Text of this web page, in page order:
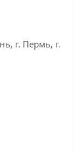
г. Пермь, г.